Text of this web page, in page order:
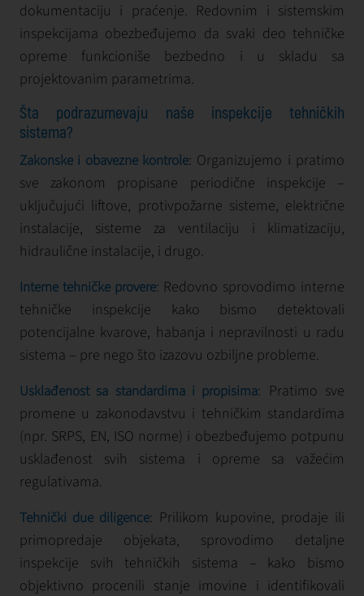
dokumentaciju i praćenje. Redovnim i sistemskim
inspekcijama obezbeđujemo da svaki deo tehničke
opreme funkcioniše bezbedno i u skladu sa
projektovanim parametrima.
Šta podrazumevaju naše inspekcije tehničkih
sistema?
Zakonske i obavezne kontrole: Organizujemo i pratimo
sve zakonom propisane periodične inspekcije –
uključujući liftove, protivpožarne sisteme, električne
instalacije, sisteme za ventilaciju i klimatizaciju,
hidraulične instalacije, i drugo.
Interne tehničke provere: Redovno sprovodimo interne
tehničke inspekcije kako bismo detektovali
potencijalne kvarove, habanja i nepravilnosti u radu
sistema – pre nego što izazovu ozbiljne probleme.
Usklađenost sa standardima i propisima: Pratimo sve
promene u zakonodavstvu i tehničkim standardima
(npr. SRPS, EN, ISO norme) i obezbeđujemo potpunu
usklađenost svih sistema i opreme sa važećim
regulativama.
Tehnički due diligence: Prilikom kupovine, prodaje ili
primopredaje objekata, sprovodimo detaljne
inspekcije svih tehničkih sistema – kako bismo
objektivno procenili stanje imovine i identifikovali